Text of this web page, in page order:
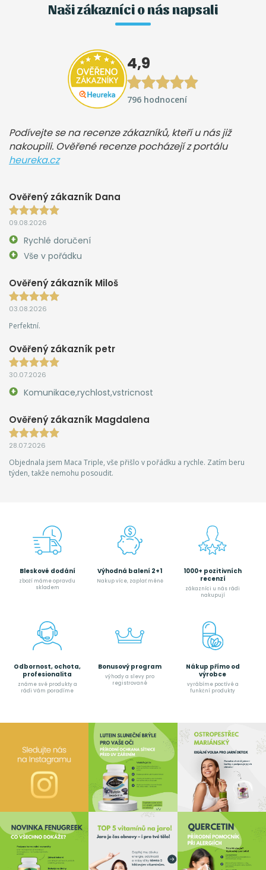
Naši zákazníci o nás napsali
4,9
796 hodnocení
Podívejte se na recenze zákazníků, kteří u nás již
nakoupili. Ověřené recenze pocházejí z portálu
heureka.cz
Ověřený zákazník Dana
09.08.2026
Rychlé doručení
Vše v pořádku
Ověřený zákazník Miloš
03.08.2026
Perfektní.
Ověřený zákazník petr
30.07.2026
Komunikace,rychlost,vstricnost
Ověřený zákazník Magdalena
28.07.2026
Objednala jsem Maca Triple, vše přišlo v pořádku a rychle. Zatím beru
týden, takže nemohu posoudit.
Bleskové dodání
zboží máme opravdu
skladem
Výhodná balení 2+1
Nakup více, zaplať méně
1000+ pozitivních
recenzí
zákazníci u nás rádi
nakupují
Odbornost, ochota,
profesionalita
známe své produkty a
rádi Vám poradíme
Bonusový program
výhody a slevy pro
registrované
Nákup přímo od
výrobce
vyrábíme poctívé a
funkční produkty